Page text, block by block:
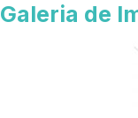
Galeria de